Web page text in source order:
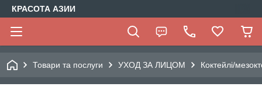
КРАСОТА АЗИИ
Товари та послуги УХОД ЗА ЛИЦОМ Коктейлі/